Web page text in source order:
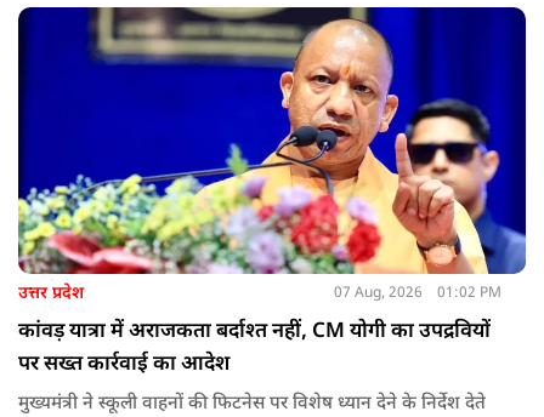
उत्तर प्रदेश 07 Aug, 2026 01:02 PM
कांवड़ यात्रा में अराजकता बर्दाश्त नहीं, CM योगी का उपद्रवियों
पर सख्त कार्रवाई का आदेश
मुख्यमंत्री ने स्कूली वाहनों की फिटनेस पर विशेष ध्यान देने के निर्देश देते